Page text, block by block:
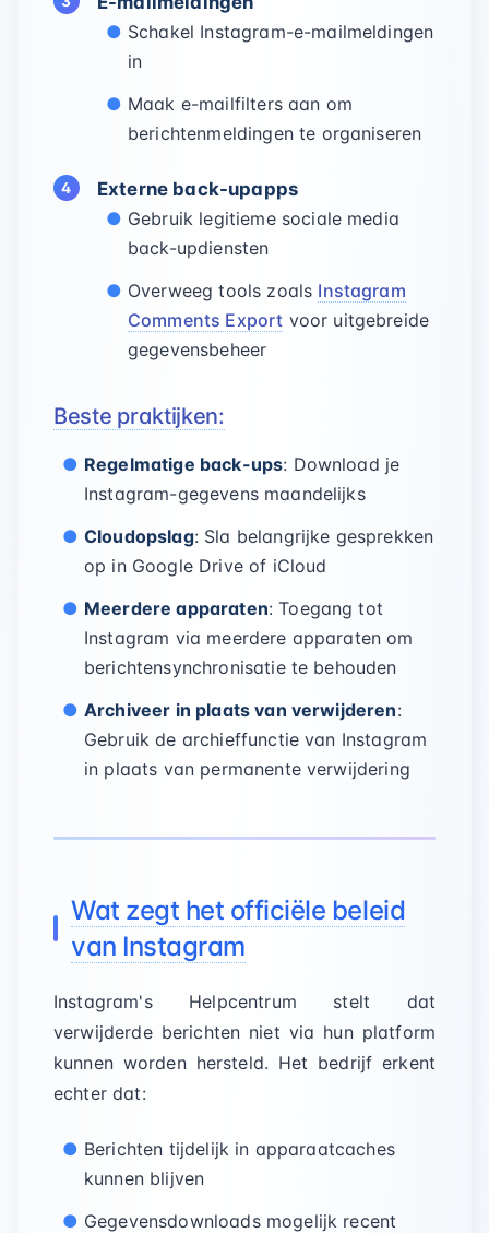
Schakel Instagram-e-mailmeldingen
in
Maak e-mailfilters aan om
berichtenmeldingen te organiseren
Externe back-upapps
Gebruik legitieme sociale media
back-updiensten
Overweeg tools zoals Instagram
Comments Export voor uitgebreide
gegevensbeheer
Beste praktijken:
Regelmatige back-ups: Download je
Instagram-gegevens maandelijks
Cloudopslag: Sla belangrijke gesprekken
op in Google Drive of iCloud
Meerdere apparaten: Toegang tot
Instagram via meerdere apparaten om
berichtensynchronisatie te behouden
Archiveer in plaats van verwijderen:
Gebruik de archieffunctie van Instagram
in plaats van permanente verwijdering
Wat zegt het officiële beleid
van Instagram
Instagram's Helpcentrum stelt dat
verwijderde berichten niet via hun platform
kunnen worden hersteld. Het bedrijf erkent
echter dat:
Berichten tijdelijk in apparaatcaches
kunnen blijven
Gegevensdownloads mogelijk recent